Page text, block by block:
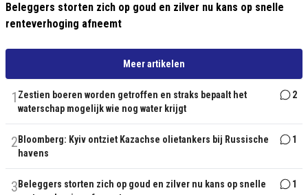
Beleggers storten zich op goud en zilver nu kans op snelle
renteverhoging afneemt
Meer artikelen
1 Zestien boeren worden getroffen en straks bepaalt het
waterschap mogelijk wie nog water krijgt
2
2 Bloomberg: Kyiv ontziet Kazachse olietankers bij Russische
havens
1
3 Beleggers storten zich op goud en zilver nu kans op snelle
1